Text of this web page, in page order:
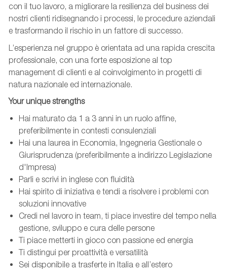
con il tuo lavoro, a migliorare la resilienza del business dei
nostri clienti ridisegnando i processi, le procedure aziendali
e trasformando il rischio in un fattore di successo.
L’esperienza nel gruppo è orientata ad una rapida crescita
professionale, con una forte esposizione al top
management di clienti e al coinvolgimento in progetti di
natura nazionale ed internazionale.
Your unique strengths
Hai maturato da 1 a 3 anni in un ruolo affine,
preferibilmente in contesti consulenziali
Hai una laurea in Economia, Ingegneria Gestionale o
Giurisprudenza (preferibilmente a indirizzo Legislazione
d'Impresa)
Parli e scrivi in inglese con fluidità
Hai spirito di iniziativa e tendi a risolvere i problemi con
soluzioni innovative
Credi nel lavoro in team, ti piace investire del tempo nella
gestione, sviluppo e cura delle persone
Ti piace metterti in gioco con passione ed energia
Ti distingui per proattività e versatilità
Sei disponibile a trasferte in Italia e all’estero